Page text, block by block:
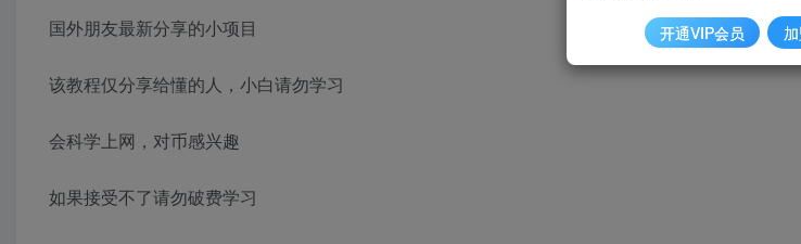
国外朋友最新分享的小项目
该教程仅分享给懂的人，小白请勿学习
会科学上网，对币感兴趣
如果接受不了请勿破费学习
开通VIP会员